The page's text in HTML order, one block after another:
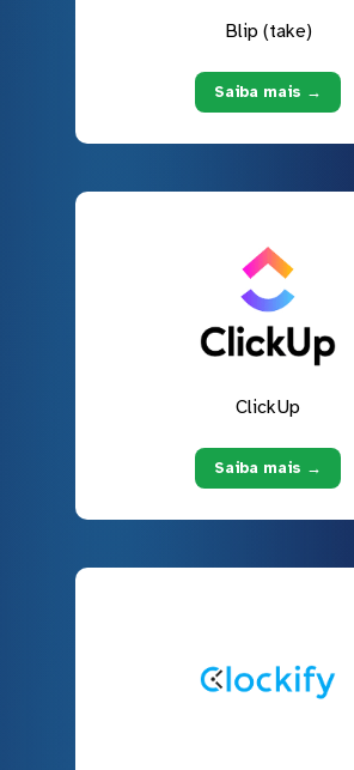
Blip (take)
Saiba mais →
ClickUp
Saiba mais →